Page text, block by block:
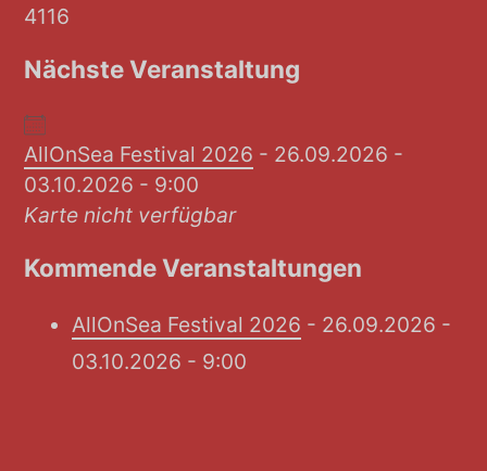
4116
Nächste Veranstaltung
AllOnSea Festival 2026 - 26.09.2026 -
03.10.2026 - 9:00
Karte nicht verfügbar
Kommende Veranstaltungen
AllOnSea Festival 2026 - 26.09.2026 -
03.10.2026 - 9:00